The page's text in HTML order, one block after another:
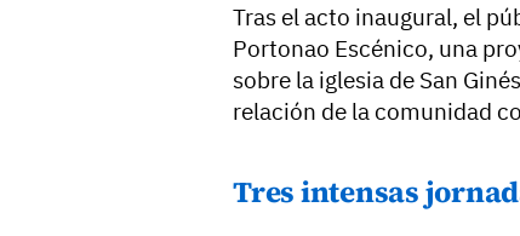
Tras el acto inaugural, el
Portonao Escénico, una
sobre la iglesia de San
relación de la comunidad
Tres intensas